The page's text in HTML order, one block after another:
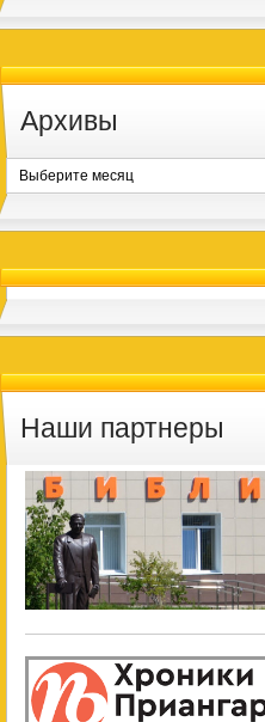
Архивы
Архивы
Наши партнеры